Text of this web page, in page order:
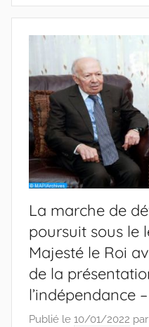
La marche de
poursuit sous le
Majesté le Roi
de la
l’indépendance
Publié le 10/01/2022 par